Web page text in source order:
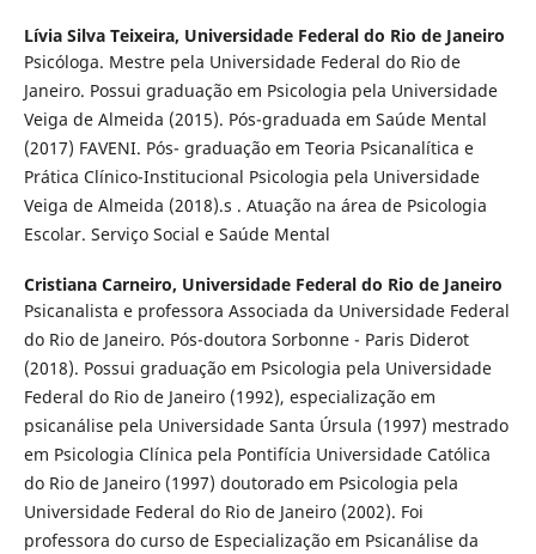
Lívia Silva Teixeira, Universidade Federal do Rio de Janeiro
Psicóloga. Mestre pela Universidade Federal do Rio de
Janeiro. Possui graduação em Psicologia pela Universidade
Veiga de Almeida (2015). Pós-graduada em Saúde Mental
(2017) FAVENI. Pós- graduação em Teoria Psicanalítica e
Prática Clínico-Institucional Psicologia pela Universidade
Veiga de Almeida (2018).s . Atuação na área de Psicologia
Escolar. Serviço Social e Saúde Mental
Cristiana Carneiro, Universidade Federal do Rio de Janeiro
Psicanalista e professora Associada da Universidade Federal
do Rio de Janeiro. Pós-doutora Sorbonne - Paris Diderot
(2018). Possui graduação em Psicologia pela Universidade
Federal do Rio de Janeiro (1992), especialização em
psicanálise pela Universidade Santa Úrsula (1997) mestrado
em Psicologia Clínica pela Pontifícia Universidade Católica
do Rio de Janeiro (1997) doutorado em Psicologia pela
Universidade Federal do Rio de Janeiro (2002). Foi
professora do curso de Especialização em Psicanálise da